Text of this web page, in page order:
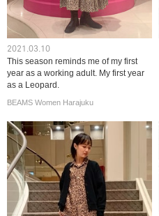
2021.03.10
This season reminds me of my first
year as a working adult. My first year
as a Leopard.
BEAMS Women Harajuku